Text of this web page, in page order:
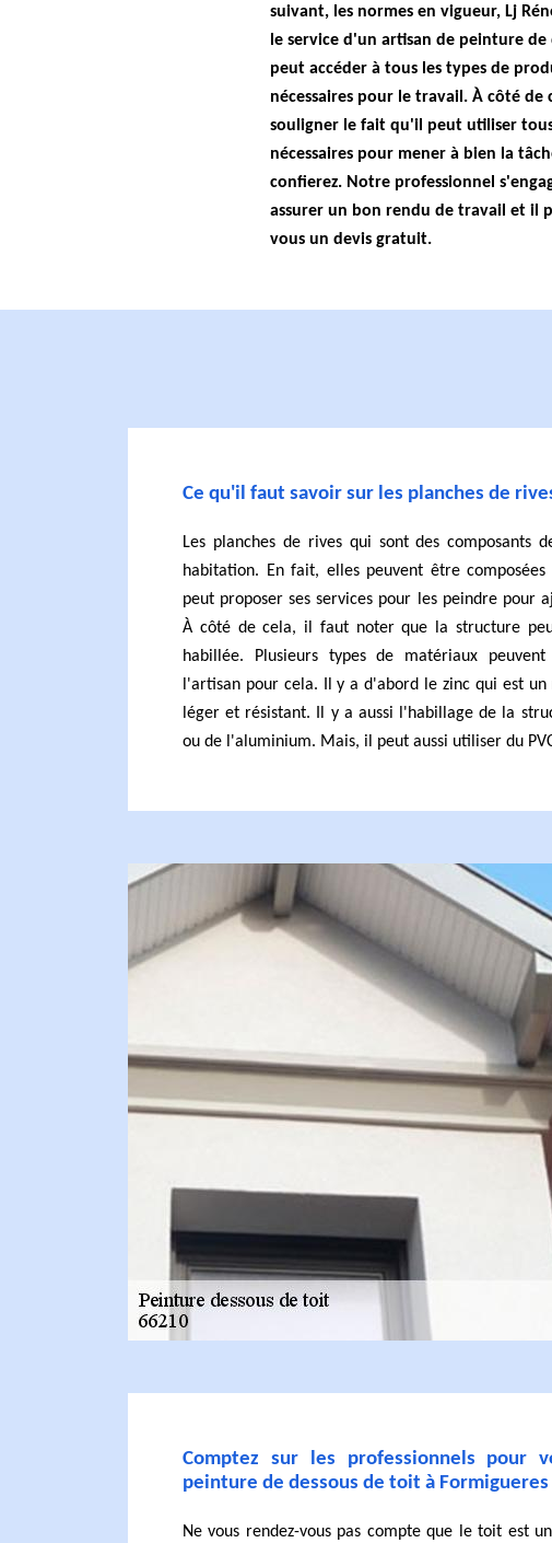
suivant, les normes en vigueur, Lj
le service d'un artisan de peinture de
peut accéder à tous les types de
nécessaires pour le travail. À côté de
souligner le fait qu'il peut utiliser
nécessaires pour mener à bien la
confierez. Notre professionnel
assurer un bon rendu de travail et il
vous un devis gratuit.
Ce qu'il faut savoir sur les planches de
Les planches de rives qui sont des composants
habitation. En fait, elles peuvent être composées
peut proposer ses services pour les peindre pour
À côté de cela, il faut noter que la structure
habillée. Plusieurs types de matériaux
l'artisan pour cela. Il y a d'abord le zinc qui est
léger et résistant. Il y a aussi l'habillage de la
ou de l'aluminium. Mais, il peut aussi utiliser du
Comptez sur les professionnels pour
peinture de dessous de toit à Formigueres
Ne vous rendez-vous pas compte que le toit est